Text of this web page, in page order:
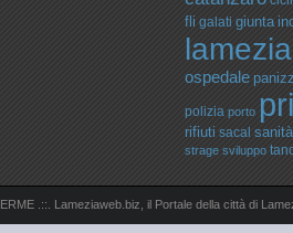
fli galati giunta
lamezia
ospedale
polizia porto
rifiuti sacal sanità
strage sviluppo
.::. Lameziaweb.biz, il Portale della città di